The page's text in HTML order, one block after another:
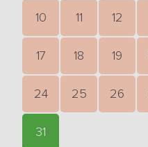
10 11 12
17 18 19
24 25 26
31